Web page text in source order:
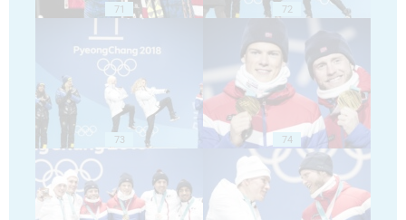
71 72
73 74